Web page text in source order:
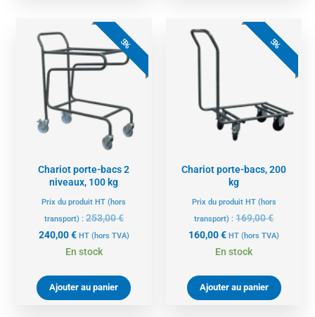
5%
Chariot porte-bacs 2
niveaux, 100 kg
Prix du produit HT (hors
transport) : 253,00€
prix
initial
était :
240,00€
actuel
est :
HT (hors TVA)
En stock
Ajouter au panier
5%
Chariot porte-bacs, 200
kg
Prix du produit HT (hors
transport) :169,00€
prix
initial
était :
160,00€ HT (hors TVA)
En stock
Ajouter au panier